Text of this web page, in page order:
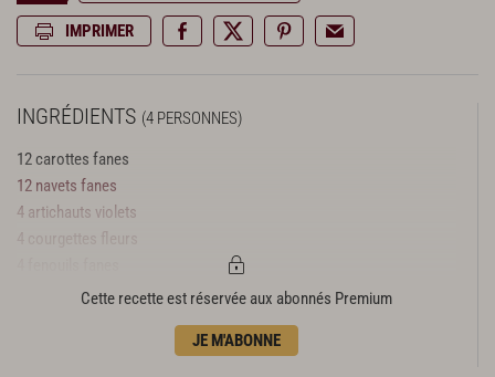
IMPRIMER
INGRÉDIENTS (4 PERSONNES)
12 carottes fanes
12 navets fanes
4 artichauts violets
8 poireaux crayons
500 g de petits pois extrafins
Cette recette est réservée aux abonnés Premium
JE M'ABONNE